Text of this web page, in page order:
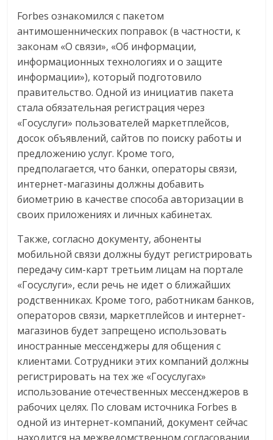
Forbes ознакомился с пакетом
антимошеннических поправок (в частности, к
законам «О связи», «Об информации,
информационных технологиях и о защите
информации»), который подготовило
правительство. Одной из инициатив пакета
стала обязательная регистрация через
«Госуслуги» пользователей маркетплейсов,
досок объявлений, сайтов по поиску работы и
предложению услуг. Кроме того,
предполагается, что банки, операторы связи,
интернет-магазины должны добавить
биометрию в качестве способа авторизации в
своих приложениях и личных кабинетах.
Также, согласно документу, абоненты
мобильной связи должны будут регистрировать
передачу сим-карт третьим лицам на портале
«Госуслуги», если речь не идет о ближайших
родственниках. Кроме того, работникам банков,
операторов связи, маркетплейсов и интернет-
магазинов будет запрещено использовать
иностранные мессенджеры для общения с
клиентами. Сотрудники этих компаний должны
регистрировать на тех же «Госуслугах»
использование отечественных мессенджеров в
рабочих целях. По словам источника Forbes в
одной из интернет-компаний, документ сейчас